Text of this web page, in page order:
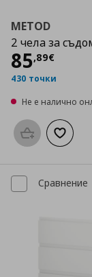
METOD
2 чела за
85,89€
Цена
430 точки
Не е налично
Προσθήκη στο
Сравнение